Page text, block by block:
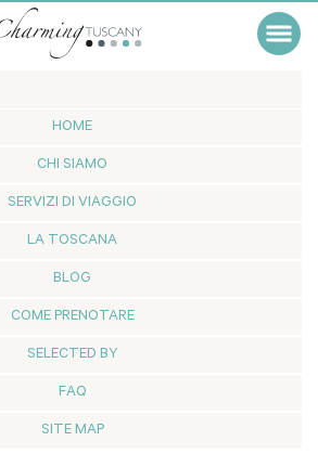
HOME
CHI SIAMO
SERVIZI DI VIAGGIO
LA TOSCANA
BLOG
COME PRENOTARE
SELECTED BY
FAQ
SITE MAP